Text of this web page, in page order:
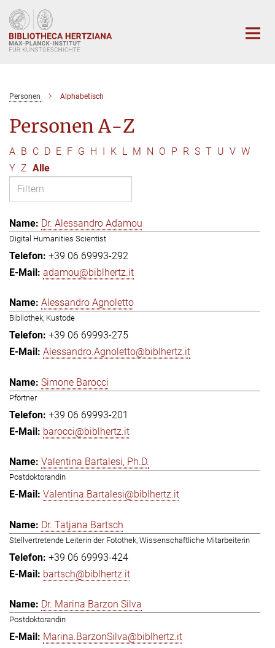
Hauptinhalt
Personen Alphabetisch
Personen A-Z
A B C D E F G H I K L M N O P R S T U V W
Y Z Alle
Dr. Alessandro Adamou
Digital Humanities Scientist
+39 06 69993-292
adamou@biblhertz.it
Alessandro Agnoletto
Bibliothek, Kustode
+39 06 69993-275
Alessandro.Agnoletto@biblhertz.it
Simone Barocci
Pförtner
+39 06 69993-201
barocci@biblhertz.it
Valentina Bartalesi, Ph.D.
Postdoktorandin
Valentina.Bartalesi@biblhertz.it
Dr. Tatjana Bartsch
Stellvertretende Leiterin der Fotothek, Wissenschaftliche Mitarbeiterin
+39 06 69993-424
bartsch@biblhertz.it
Dr. Marina Barzon Silva
Postdoktorandin
Marina.BarzonSilva@biblhertz.it